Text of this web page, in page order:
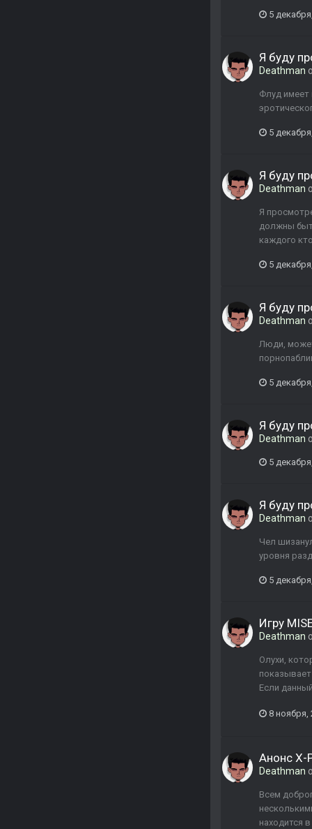
5
Я буду
Deathman
Флуд имеет
5
Я буду
Deathman
Я
должны
каждого
5
Я буду
Deathman
Люди,
5
Я буду
Deathman
5
Я буду
Deathman
Чел
уровня
5
Игру
Deathman
Олухи,
Если
8 ноября,
Анонс X-
Deathman
Всем
находится